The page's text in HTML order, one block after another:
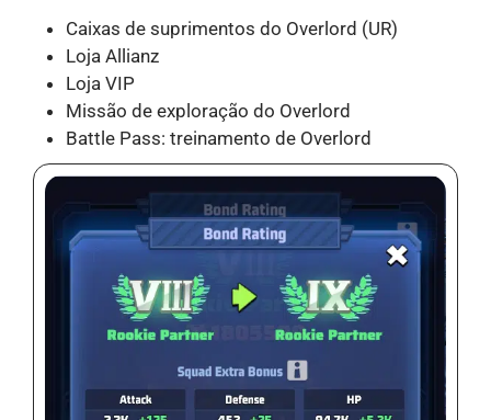
Caixas de suprimentos do Overlord (UR)
Loja Allianz
Loja VIP
Missão de exploração do Overlord
Battle Pass: treinamento de Overlord